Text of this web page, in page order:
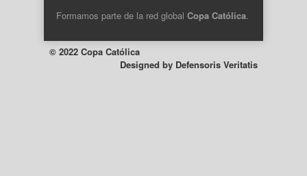
Formamos parte de la red global Copa Católica.
© 2022 Copa Católica
Designed by Defensoris Veritatis